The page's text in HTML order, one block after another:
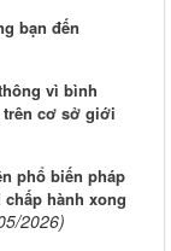
bạn đến
vì bình
cơ sở giới
phổ biến pháp
hành xong
2026)